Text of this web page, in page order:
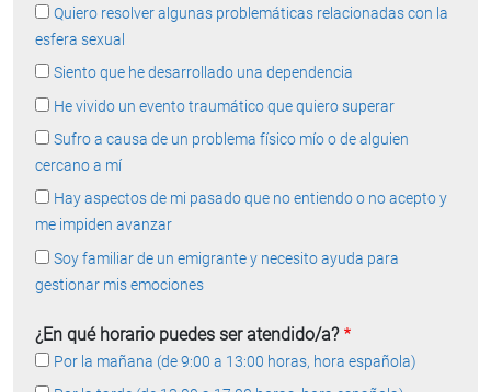
Quiero resolver algunas problemáticas relacionadas con la
esfera sexual
Siento que he desarrollado una dependencia
He vivido un evento traumático que quiero superar
Sufro a causa de un problema físico mío o de alguien
cercano a mí
Hay aspectos de mi pasado que no entiendo o no acepto y
me impiden avanzar
Soy familiar de un emigrante y necesito ayuda para
gestionar mis emociones
¿En qué horario puedes ser atendido/a?
Por la mañana (de 9:00 a 13:00 horas, hora española)